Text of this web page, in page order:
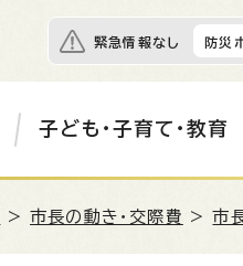
緊急情報なし 防災
子ども・子育て・教育
>市長の動き・交際費 >市